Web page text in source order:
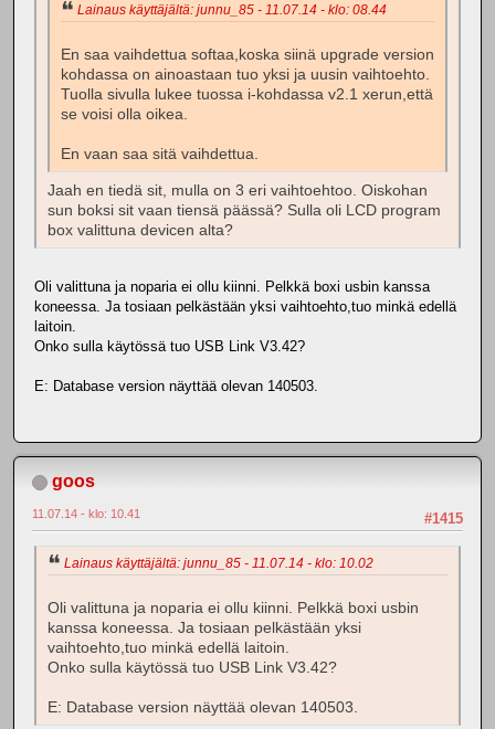
Lainaus käyttäjältä: junnu_85 - 11.07.14 - klo: 08.44
En saa vaihdettua softaa,koska siinä upgrade version
kohdassa on ainoastaan tuo yksi ja uusin vaihtoehto.
Tuolla sivulla lukee tuossa i-kohdassa v2.1 xerun,että
se voisi olla oikea.
En vaan saa sitä vaihdettua.
Jaah en tiedä sit, mulla on 3 eri vaihtoehtoo. Oiskohan
sun boksi sit vaan tiensä päässä? Sulla oli LCD program
box valittuna devicen alta?
Oli valittuna ja noparia ei ollu kiinni. Pelkkä boxi usbin kanssa
koneessa. Ja tosiaan pelkästään yksi vaihtoehto,tuo minkä edellä
laitoin.
Onko sulla käytössä tuo USB Link V3.42?
E: Database version näyttää olevan 140503.
goos
#1415
11.07.14 - klo: 10.41
Lainaus käyttäjältä: junnu_85 - 11.07.14 - klo: 10.02
Oli valittuna ja noparia ei ollu kiinni. Pelkkä boxi usbin
kanssa koneessa. Ja tosiaan pelkästään yksi
vaihtoehto,tuo minkä edellä laitoin.
Onko sulla käytössä tuo USB Link V3.42?
E: Database version näyttää olevan 140503.